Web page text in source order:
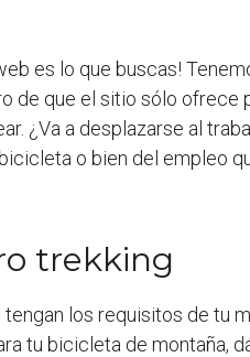
es lo que buscas!
de que el sitio sólo ofrece
¿Va a desplazarse al
o bien del empleo
trekking
tengan los requisitos de tu
tu bicicleta de montaña,